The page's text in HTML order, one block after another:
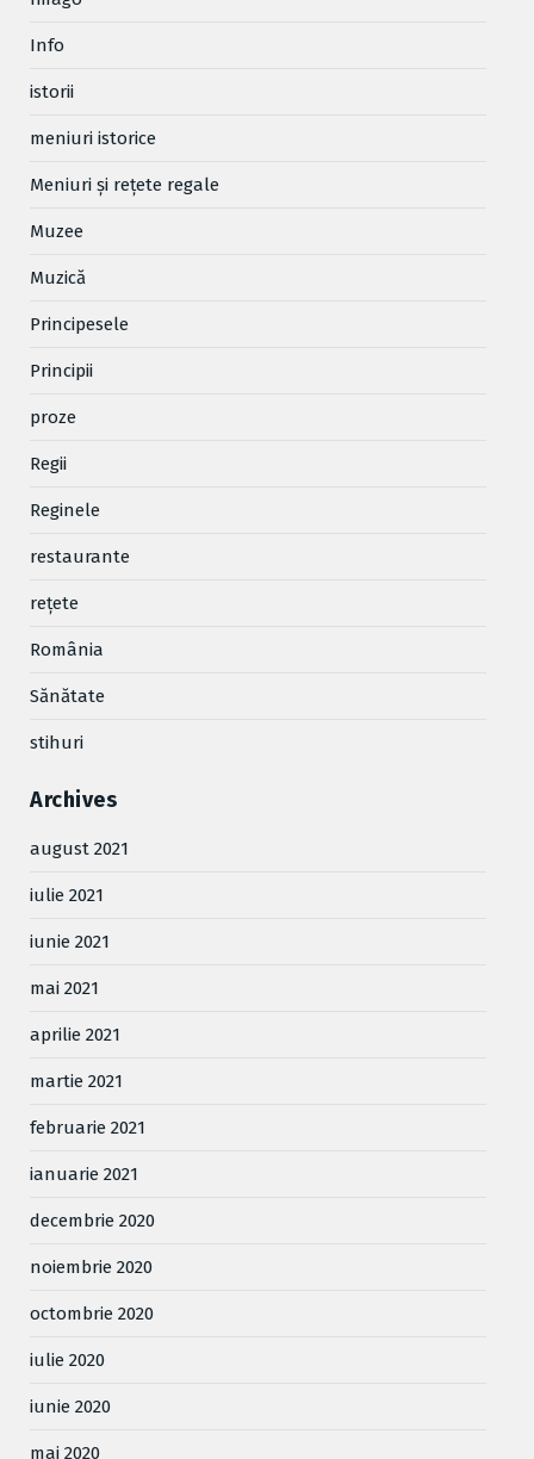
Info
istorii
meniuri istorice
Meniuri și rețete regale
Muzee
Muzică
Principesele
Principii
proze
Regii
Reginele
restaurante
reţete
România
Sănătate
stihuri
Archives
august 2021
iulie 2021
iunie 2021
mai 2021
aprilie 2021
martie 2021
februarie 2021
ianuarie 2021
decembrie 2020
noiembrie 2020
octombrie 2020
iulie 2020
iunie 2020
mai 2020